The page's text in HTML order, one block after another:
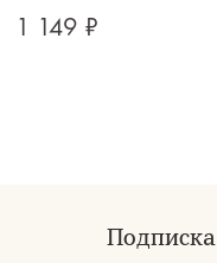
1 149 ₽
Подписка